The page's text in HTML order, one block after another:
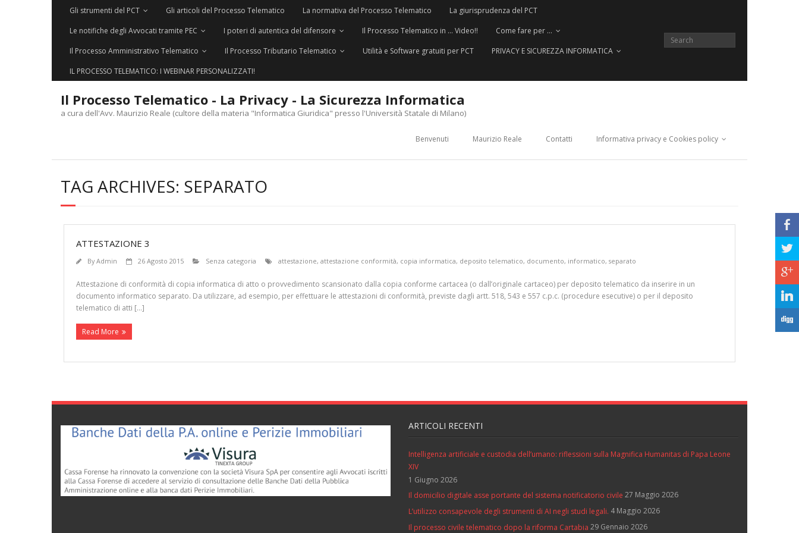
Gli strumenti del PCT Gli articoli del Processo Telematico La normativa del Processo Telematico
La giurisprudenza del PCT
Le notifiche degli Avvocati tramite PEC
I poteri di autentica del difensore Il Processo Telematico in … Video!!
Come fare per …
Il Processo Amministrativo Telematico
Il Processo Tributario Telematico Utilità e Software gratuiti per PCT
PRIVACY E SICUREZZA INFORMATICA
IL PROCESSO TELEMATICO: I WEBINAR PERSONALIZZATI!
Il Processo Telematico - La Privacy - La Sicurezza Informatica
a cura dell'Avv. Maurizio Reale (cultore della materia "Informatica Giuridica" presso l'Università Statale di Milano)
Benvenuti Maurizio Reale Contatti Informativa privacy e Cookies policy
TAG ARCHIVES: SEPARATO
ATTESTAZIONE 3
ByAdmin 26 Agosto 2015 Senza categoria attestazione, attestazione conformità, copia informatica, deposito telematico, documento, informatico, separato
Attestazione di conformità di copia informatica di atto o provvedimento scansionato dalla copia conforme cartacea (o dall’originale cartaceo) per deposito telematico da inserire in un
documento informatico separato. Da utilizzare, ad esempio, per effettuare le attestazioni di conformità, previste dagli artt. 518, 543 e 557 c.p.c. (procedure esecutive) o per il deposito
telematico di atti […]
Read More
ARTICOLI RECENTI
Intelligenza artificiale e custodia dell’umano: riflessioni sulla Magnifica Humanitas di Papa Leone
XIV
1 Giugno 2026
Il domicilio digitale asse portante del sistema notificatorio civile 27 Maggio 2026
L’utilizzo consapevole degli strumenti di AI negli studi legali. 4 Maggio 2026
Il processo civile telematico dopo la riforma Cartabia 29 Gennaio 2026
b
a
c
j
F